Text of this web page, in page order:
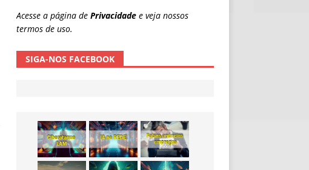
Acesse a página de Privacidade e veja nossos
termos de uso.
SIGA-NOS FACEBOOK